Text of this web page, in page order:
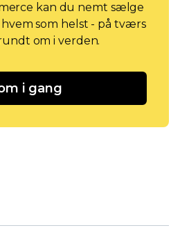
kan du nemt sælge
hvem som helst - på tværs
om i verden.
i gang